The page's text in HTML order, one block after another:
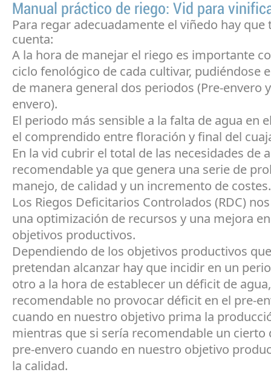
Manual práctico de riego: Vid para
Para regar adecuadamente el viñedo hay que
cuenta:
A la hora de manejar el riego es importante
ciclo fenológico de cada cultivar, pudiéndose
de manera general dos periodos (Pre-envero
envero).
El periodo más sensible a la falta de agua en
el comprendido entre floración y final del
En la vid cubrir el total de las necesidades de
recomendable ya que genera una serie de
manejo, de calidad y un incremento de costes.
Los Riegos Deficitarios Controlados (RDC)
una optimización de recursos y una mejora
objetivos productivos.
Dependiendo de los objetivos productivos
pretendan alcanzar hay que incidir en un
otro a la hora de establecer un déficit de
recomendable no provocar déficit en el pre-
cuando en nuestro objetivo prima la
mientras que si sería recomendable un cierto
pre-envero cuando en nuestro objetivo
la calidad.